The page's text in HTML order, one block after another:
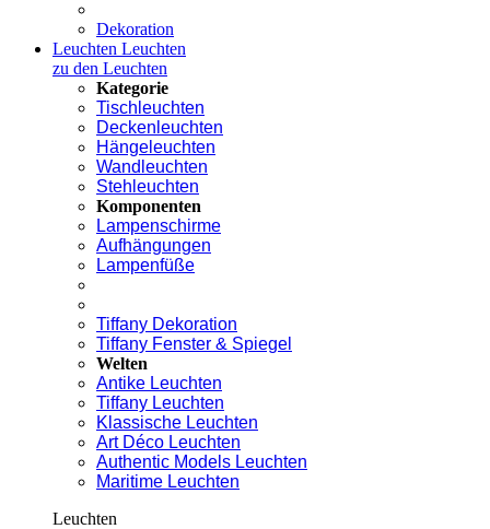
Dekoration
Leuchten Leuchten
zu den Leuchten
Kategorie
Tischleuchten
Deckenleuchten
Hängeleuchten
Wandleuchten
Stehleuchten
Komponenten
Lampenschirme
Aufhängungen
Lampenfüße
Tiffany Dekoration
Tiffany Fenster & Spiegel
Welten
Antike Leuchten
Tiffany Leuchten
Klassische Leuchten
Art Déco Leuchten
Authentic Models Leuchten
Maritime Leuchten
Leuchten